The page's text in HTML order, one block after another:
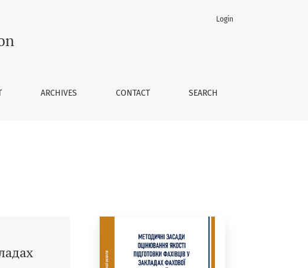
передвищої освіти: монографія
ARCHIVES CONTACT SEARCH
Login